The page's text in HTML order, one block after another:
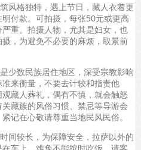
风格独特，遇上节日，藏人衣着更
付款。可拍摄，每张50元或更高
重。拍摄人物，尤其是妇女，也
，为避免不必要的麻烦，取景前
少数民族居住地区，深受宗教影响
来衡量，不要去计较和指责他
藏人葬礼，偶有不慎，就会触怒
藏族的风俗习惯、禁忌等导游会
记在心敬请尊重当地民风民俗。
间较长，为保障安全，拉萨以外的